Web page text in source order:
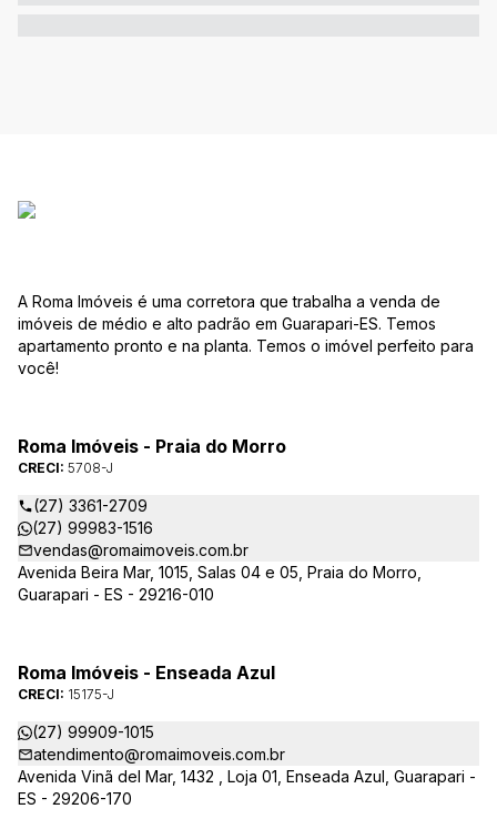
A Roma Imóveis é uma corretora que trabalha a venda de
imóveis de médio e alto padrão em Guarapari-ES. Temos
apartamento pronto e na planta. Temos o imóvel perfeito para
você!
Roma Imóveis - Praia do Morro
CRECI: 5708-J
(27) 3361-2709
(27) 99983-1516
vendas@romaimoveis.com.br
Avenida Beira Mar, 1015, Salas 04 e 05, Praia do Morro,
Guarapari - ES - 29216-010
Roma Imóveis - Enseada Azul
CRECI: 15175-J
(27) 99909-1015
atendimento@romaimoveis.com.br
Avenida Vinã del Mar, 1432 , Loja 01, Enseada Azul, Guarapari -
ES - 29206-170